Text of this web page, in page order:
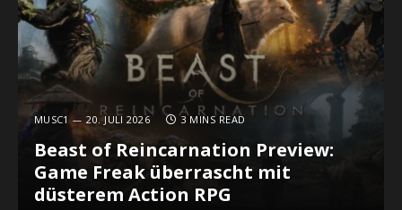
MUSC1 20. JULI 2026 3 MINS READ
Beast of Reincarnation Preview:
Game Freak überrascht mit
düsterem Action RPG